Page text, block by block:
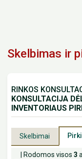
Skelbimas ir
RINKOS
KONSULTACIJA
INVENTORIAUS
Skelbimai
| Rodomos visos 3